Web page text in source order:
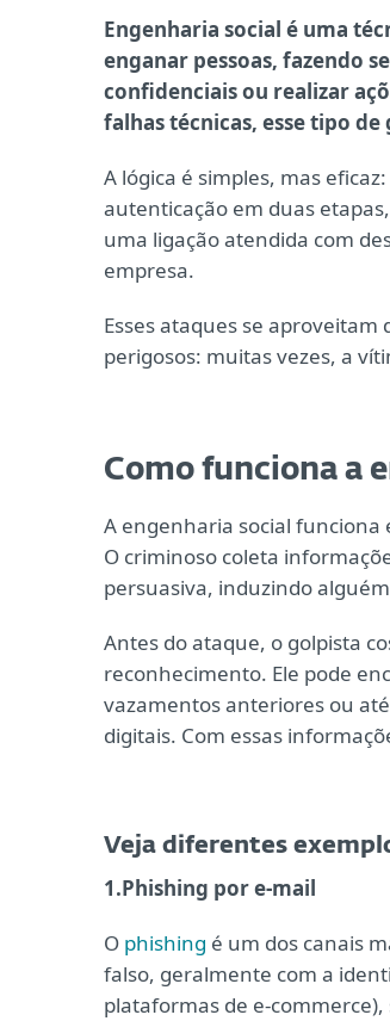
Engenharia social é uma
enganar pessoas, fazendo
confidenciais ou realizar
falhas técnicas, esse tipo
A lógica é simples, mas eficaz:
autenticação em duas
uma ligação atendida com
empresa.
Esses ataques se
perigosos: muitas vezes, a
Como funciona a
A engenharia social funciona
O criminoso coleta
persuasiva, induzindo
Antes do ataque, o golpista
reconhecimento. Ele pode
vazamentos anteriores ou
digitais. Com essas
Veja diferentes
1.Phishing por e-mail
O phishing é um dos canais
falso, geralmente com a
plataformas de e-